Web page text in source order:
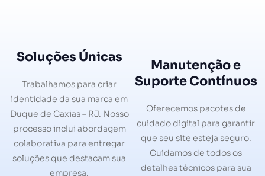
Soluções Únicas
Trabalhamos para criar
identidade da sua marca em
Duque de Caxias – RJ. Nosso
processo inclui abordagem
colaborativa para entregar
soluções que destacam sua
empresa.
Manutenção e
Suporte Contínuos
Oferecemos pacotes de
cuidado digital para garantir
que seu site esteja seguro.
Cuidamos de todos os
detalhes técnicos para sua